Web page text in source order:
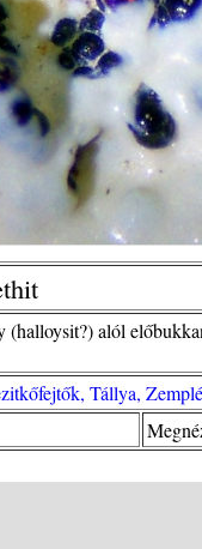
(halloysit?) alól
Tállya,